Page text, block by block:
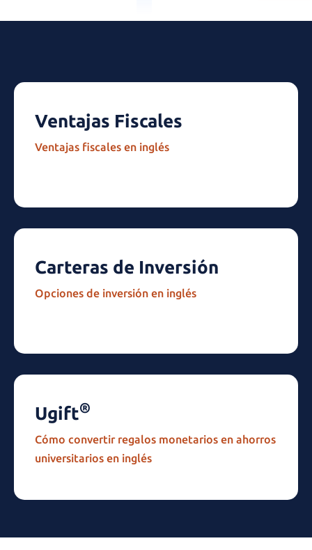
Ventajas Fiscales
Ventajas fiscales en inglés
Carteras de Inversión
Opciones de inversión en inglés
Ugift®
Cómo convertir regalos monetarios en ahorros
universitarios en inglés